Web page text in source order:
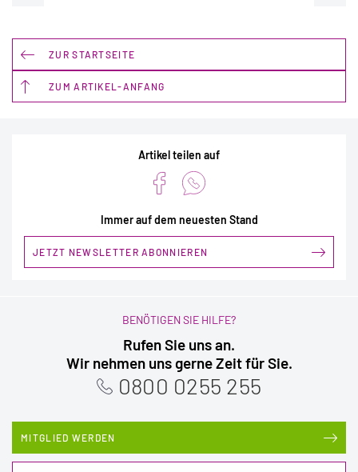
ZUR STARTSEITE
ZUM ARTIKEL-ANFANG
Artikel teilen auf
Immer auf dem neuesten Stand
JETZT NEWSLETTER ABONNIEREN
BENÖTIGEN SIE HILFE?
Rufen Sie uns an.
Wir nehmen uns gerne Zeit für Sie.
0800 0255 255
MITGLIED WERDEN